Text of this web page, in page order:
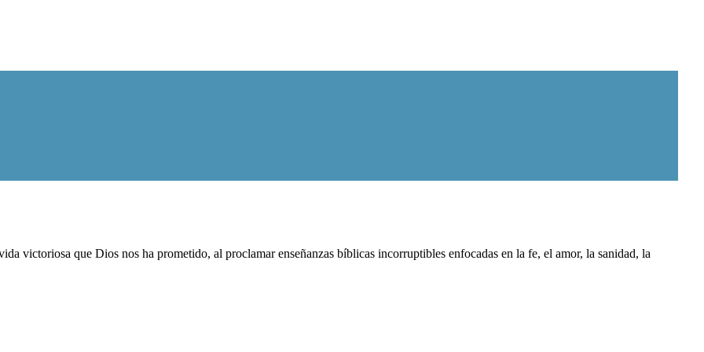
victoriosa que Dios nos ha prometido, al proclamar enseñanzas bíblicas incorruptibles enfocadas en la fe, el amor, la sanidad, la